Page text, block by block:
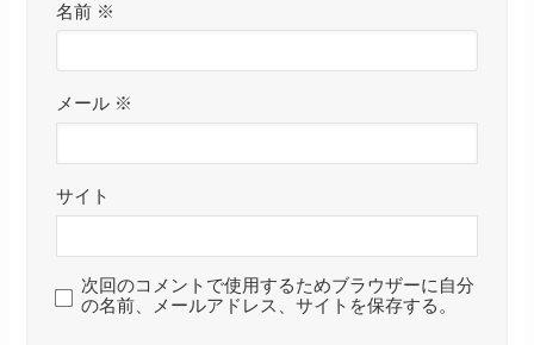
名前 ※
メール ※
サイト
次回のコメントで使用するためブラウザーに自分
の名前、メールアドレス、サイトを保存する。